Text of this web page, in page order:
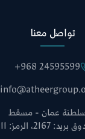
تواصل معنا
+968 24595599
سلطنة عمان - مسقط
2167، الرمز: 111